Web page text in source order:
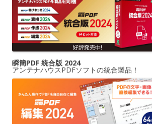
瞬簡PDF 統合版 2024
アンテナハウスPDFソフトの統合製品！